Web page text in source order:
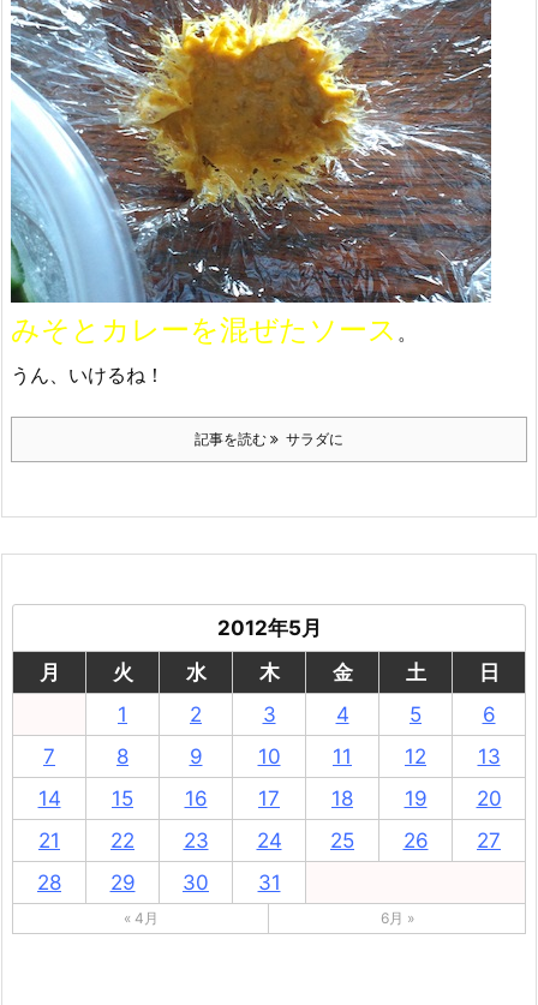
みそとカレーを混ぜたソース 。
うん、いけるね！
記事を読む サラダに
2012年5月
月
火 水 木 金 土
日
1
2 3 4 5
6
7
8 9 10 11 12
13
14
15 16 17 18 19
20
21
22 23 24 25 26
27
28
29 30 31
« 4月 6月 »